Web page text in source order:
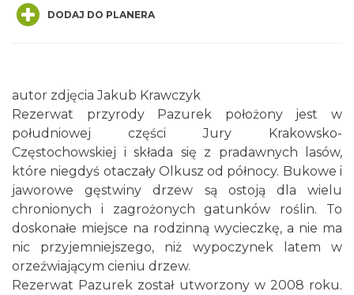
DODAJ DO PLANERA
autor zdjęcia Jakub Krawczyk
Rezerwat przyrody Pazurek położony jest w
południowej części Jury Krakowsko-
Częstochowskiej i składa się z pradawnych lasów,
które niegdyś otaczały Olkusz od północy. Bukowe i
jaworowe gęstwiny drzew są ostoją dla wielu
chronionych i zagrożonych gatunków roślin. To
doskonałe miejsce na rodzinną wycieczkę, a nie ma
nic przyjemniejszego, niż wypoczynek latem w
orzeźwiającym cieniu drzew.
Rezerwat Pazurek został utworzony w 2008 roku.